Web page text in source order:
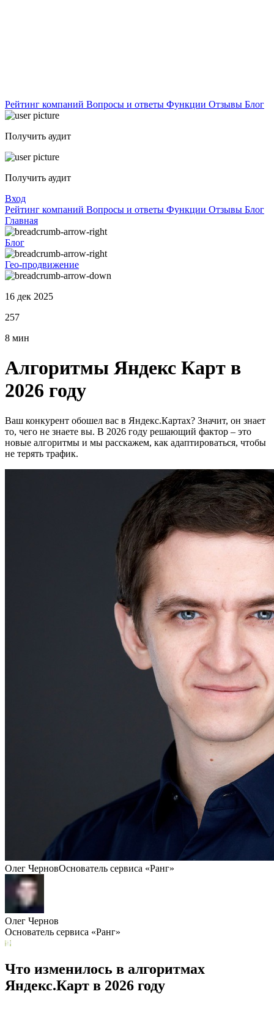
Рейтинг компаний Вопросы и ответы Функции Отзывы Блог
Получить аудит
Получить аудит
Вход
Рейтинг компаний Вопросы и ответы Функции Отзывы Блог
Главная
Блог
Гео-продвижение
16 дек 2025
257
8 мин
Алгоритмы Яндекс Карт в
2026 году
Ваш конкурент обошел вас в Яндекс.Картах? Значит, он знает
то, чего не знаете вы. В 2026 году решающий фактор – это
новые алгоритмы и мы расскажем, как адаптироваться, чтобы
не терять трафик.
Олег ЧерновОснователь сервиса «Ранг»
Олег Чернов
Основатель сервиса «Ранг»
Что изменилось в алгоритмах
Яндекс.Карт в 2026 году